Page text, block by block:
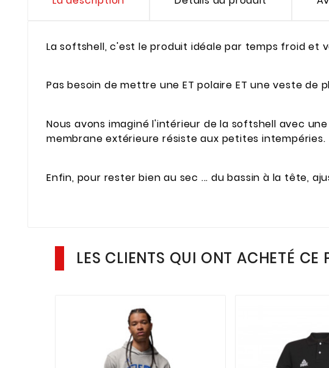
La softshell, c'est le produit idéale par temps froid et
Pas besoin de mettre une ET polaire ET une veste
Nous avons imaginé l'intérieur de la softshell avec
membrane extérieure résiste aux petites intempéries.
Enfin, pour rester bien au sec ... du bassin à la tête,
LES CLIENTS QUI ONT ACHETÉ